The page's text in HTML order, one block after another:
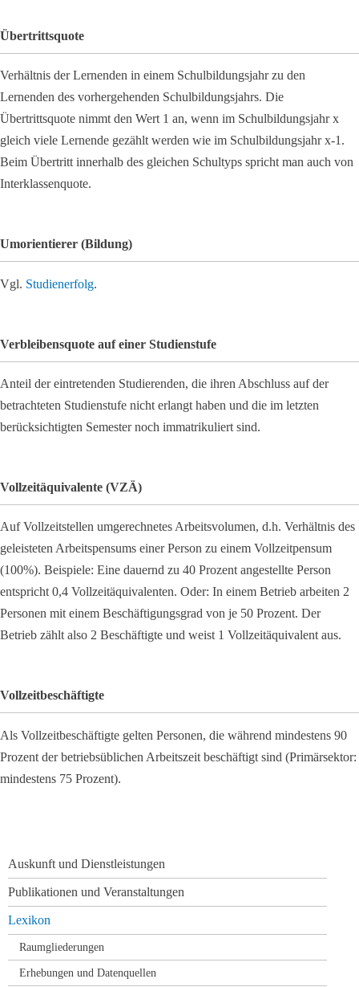
Übertrittsquote
Verhältnis der Lernenden in einem Schulbildungsjahr zu den
Lernenden des vorhergehenden Schulbildungsjahrs. Die
Übertrittsquote nimmt den Wert 1 an, wenn im Schulbildungsjahr x
gleich viele Lernende gezählt werden wie im Schulbildungsjahr x-1.
Beim Übertritt innerhalb des gleichen Schultyps spricht man auch von
Interklassenquote.
Umorientierer (Bildung)
Vgl. Studienerfolg.
Verbleibensquote auf einer Studienstufe
Anteil der eintretenden Studierenden, die ihren Abschluss auf der
betrachteten Studienstufe nicht erlangt haben und die im letzten
berücksichtigten Semester noch immatrikuliert sind.
Vollzeitäquivalente (VZÄ)
Auf Vollzeitstellen umgerechnetes Arbeitsvolumen, d.h. Verhältnis des
geleisteten Arbeitspensums einer Person zu einem Vollzeitpensum
(100%). Beispiele: Eine dauernd zu 40 Prozent angestellte Person
entspricht 0,4 Vollzeitäquivalenten. Oder: In einem Betrieb arbeiten 2
Personen mit einem Beschäftigungsgrad von je 50 Prozent. Der
Betrieb zählt also 2 Beschäftigte und weist 1 Vollzeitäquivalent aus.
Vollzeitbeschäftigte
Als Vollzeitbeschäftigte gelten Personen, die während mindestens 90
Prozent der betriebsüblichen Arbeitszeit beschäftigt sind (Primärsektor:
mindestens 75 Prozent).
Navigation
überspringen
Auskunft und Dienstleistungen
Publikationen und Veranstaltungen
Lexikon
Raumgliederungen
Erhebungen und Datenquellen